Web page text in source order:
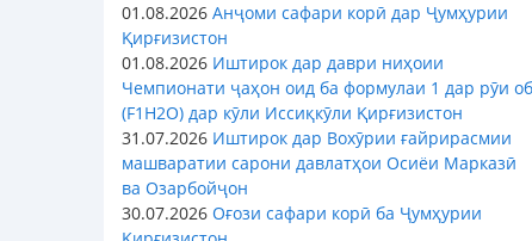
01.08.2026 Анҷоми сафари корӣ дар Ҷумҳурии
Қирғизистон
01.08.2026 Иштирок дар даври ниҳоии
Чемпионати ҷаҳон оид ба формулаи 1 дар рӯи об
(F1H2O) дар кӯли Иссиқкӯли Қирғизистон
31.07.2026 Иштирок дар Вохӯрии ғайрирасмии
машваратии сарони давлатҳои Осиёи Марказӣ
ва Озарбойҷон
30.07.2026 Оғози сафари корӣ ба Ҷумҳурии